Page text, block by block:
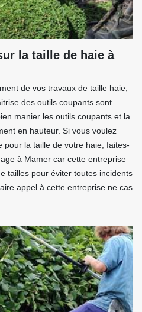
la taille de haie à
de vos travaux de taille haie,
des outils coupants sont
manier les outils coupants et la
en hauteur. Si vous voulez
pour la taille de votre haie, faites-
à Mamer car cette entreprise
tailles pour éviter toutes incidents
appel à cette entreprise ne cas